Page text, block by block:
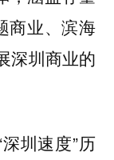
商业、滨海
深圳商业的
圳速度”历